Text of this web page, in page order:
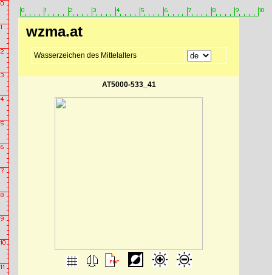
wzma.at
Wasserzeichen des Mittelalters
AT5000-533_41